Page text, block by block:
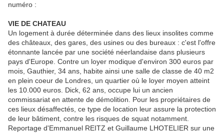
numéro :
VIE DE CHATEAU
Un logement à durée déterminée dans des lieux insolites comme
des châteaux, des gares, des usines ou des bureaux : c'est l'offre
étonnante lancée par une société néerlandaise dans plusieurs
pays d'Europe. Contre un loyer modique d'environ 300 euros par
mois, Gauthier, 34 ans, habite ainsi une salle de classe de 40 m2
en plein coeur de Londres, un quartier où le loyer moyen atteint
les 10.000 euros. Dick, 62 ans, occupe lui un ancien
commissariat en attente de démolition. Pour les propriétaires de
ces lieux désaffectés, ce type de location leur assure la protection
de leur bâtiment, contre les risques de squat notamment.
Reportage d'Emmanuel REITZ et Guillaume LHOTELIER sur une